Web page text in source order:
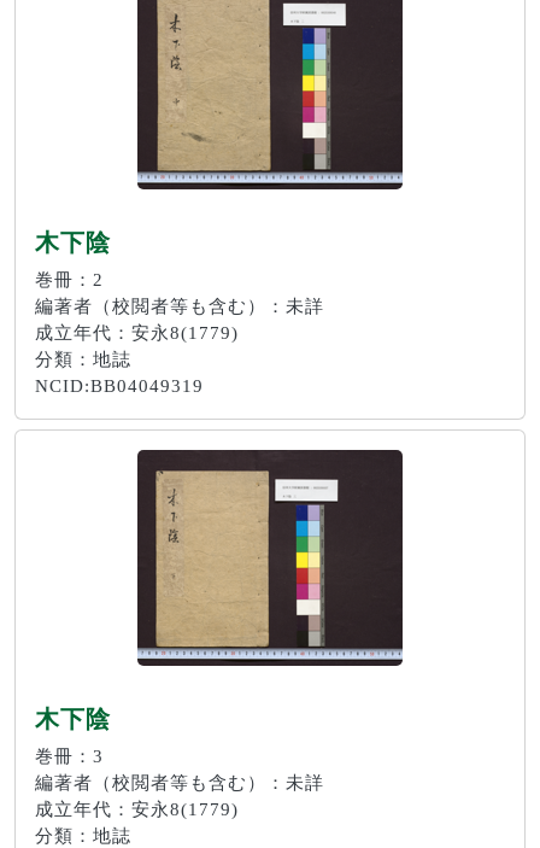
木下陰
巻冊：2
編著者（校閲者等も含む）：未詳
成立年代：安永8(1779)
分類：地誌
NCID:BB04049319
木下陰
巻冊：3
編著者（校閲者等も含む）：未詳
成立年代：安永8(1779)
分類：地誌